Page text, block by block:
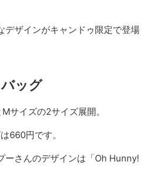
デザインがキャンドゥ限定で登場
ッグ
サイズの2サイズ展開。
660円です。
ーさんのデザインは「Oh Hunny!